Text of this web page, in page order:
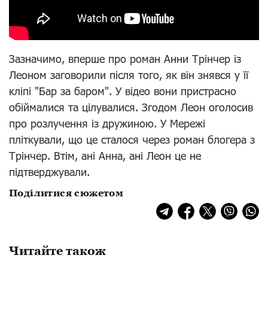
Зазначимо, вперше про роман Анни Трінчер із
Леоном заговорили після того, як він знявся у її
кліпі "Бар за баром". У відео вони пристрасно
обіймалися та цілувалися. Згодом Леон оголосив
про розлучення із дружиною. У Мережі
пліткували, що це сталося через роман блогера з
Трінчер. Втім, ані Анна, ані Леон це не
підтверджували.
Поділитися сюжетом
Читайте також